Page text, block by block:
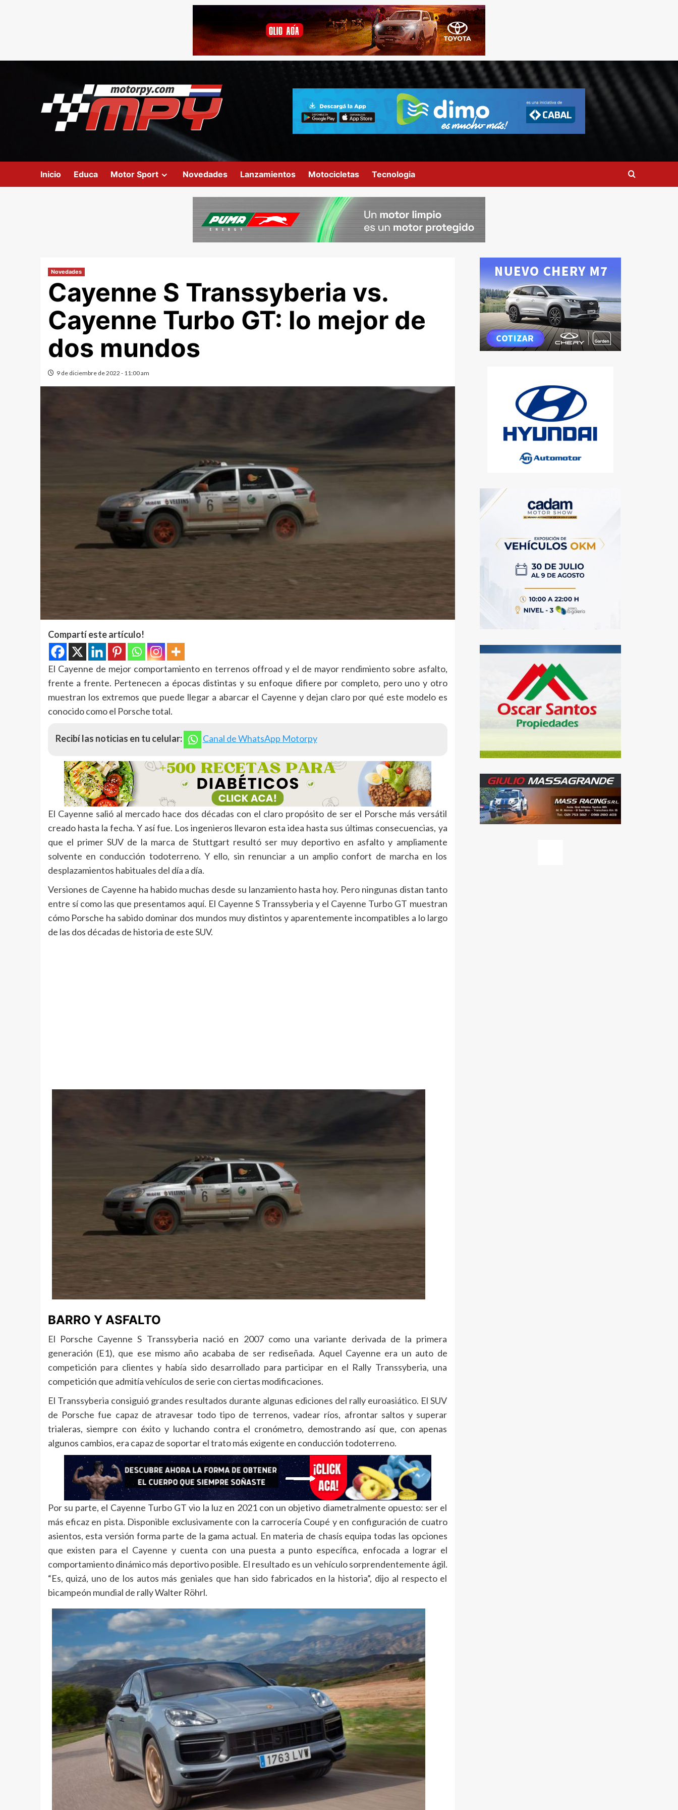
Inicio Educa Motor Sport Novedades Lanzamientos Motocicletas Tecnologia
Novedades
Cayenne S Transsyberia vs.
Cayenne Turbo GT: lo mejor de
dos mundos
9 de diciembre de 2022 - 11:00 am
Compartí este artículo!
El Cayenne de mejor comportamiento en terrenos offroad y el de mayor rendimiento sobre asfalto,
frente a frente. Pertenecen a épocas distintas y su enfoque difiere por completo, pero uno y otro
muestran los extremos que puede llegar a abarcar el Cayenne y dejan claro por qué este modelo es
conocido como el Porsche total.
Recibí las noticias en tu celular: Canal de WhatsApp Motorpy
El Cayenne salió al mercado hace dos décadas con el claro propósito de ser el Porsche más versátil
creado hasta la fecha. Y así fue. Los ingenieros llevaron esta idea hasta sus últimas consecuencias, ya
que el primer SUV de la marca de Stuttgart resultó ser muy deportivo en asfalto y ampliamente
solvente en conducción todoterreno. Y ello, sin renunciar a un amplio confort de marcha en los
desplazamientos habituales del día a día.
Versiones de Cayenne ha habido muchas desde su lanzamiento hasta hoy. Pero ningunas distan tanto
entre sí como las que presentamos aquí. El Cayenne S Transsyberia y el Cayenne Turbo GT muestran
cómo Porsche ha sabido dominar dos mundos muy distintos y aparentemente incompatibles a lo largo
de las dos décadas de historia de este SUV.
BARRO Y ASFALTO
El Porsche Cayenne S Transsyberia nació en 2007 como una variante derivada de la primera
generación (E1), que ese mismo año acababa de ser rediseñada. Aquel Cayenne era un auto de
competición para clientes y había sido desarrollado para participar en el Rally Transsyberia, una
competición que admitía vehículos de serie con ciertas modificaciones.
El Transsyberia consiguió grandes resultados durante algunas ediciones del rally euroasiático. El SUV
de Porsche fue capaz de atravesar todo tipo de terrenos, vadear ríos, afrontar saltos y superar
trialeras, siempre con éxito y luchando contra el cronómetro, demostrando así que, con apenas
algunos cambios, era capaz de soportar el trato más exigente en conducción todoterreno.
Por su parte, el Cayenne Turbo GT vio la luz en 2021 con un objetivo diametralmente opuesto: ser el
más eficaz en pista. Disponible exclusivamente con la carrocería Coupé y en configuración de cuatro
asientos, esta versión forma parte de la gama actual. En materia de chasís equipa todas las opciones
que existen para el Cayenne y cuenta con una puesta a punto específica, enfocada a lograr el
comportamiento dinámico más deportivo posible. El resultado es un vehículo sorprendentemente ágil.
“Es, quizá, uno de los autos más geniales que han sido fabricados en la historia”, dijo al respecto el
bicampeón mundial de rally Walter Röhrl.